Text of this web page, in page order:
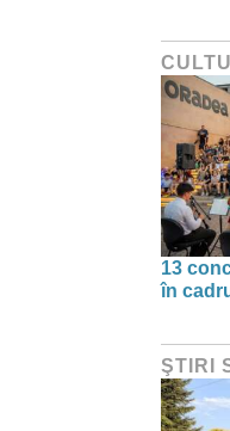
13
în
ŞTIRI